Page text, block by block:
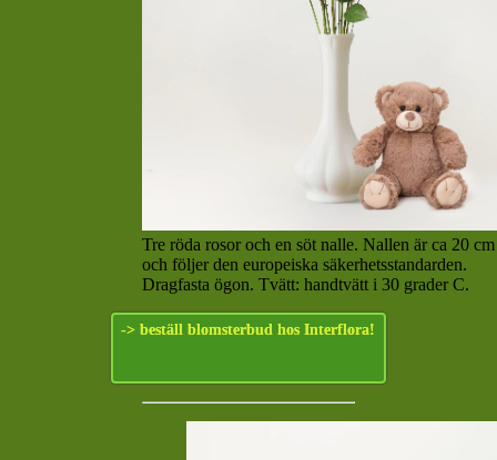
Tre röda rosor och en söt nalle. Nallen är ca 20
och följer den europeiska säkerhetsstandarden.
Dragfasta ögon. Tvätt: handtvätt i 30 grader C.
-> beställ blomsterbud hos Interflora!